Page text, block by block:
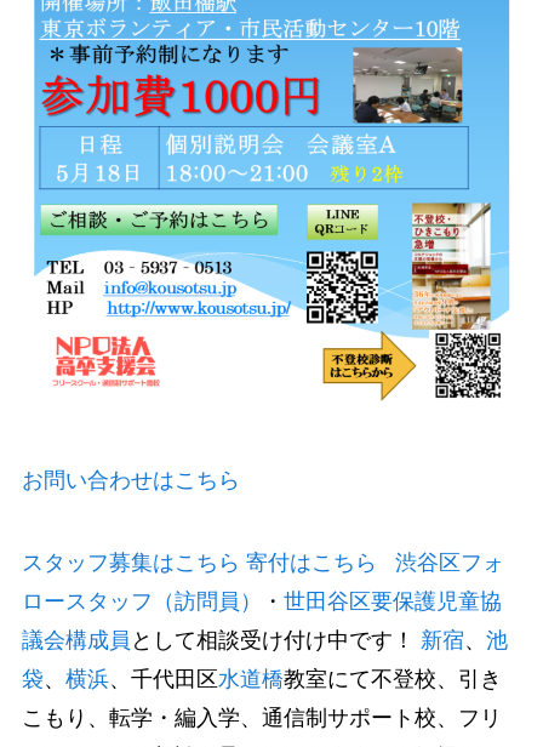
お問い合わせはこちら
スタッフ募集はこちら 寄付はこちら
渋谷区フォ
ロースタッフ（訪問員）
・ 世田谷区要保護児童協
議会構成員 として相談受け付け中です！ 新宿、 池
袋、 横浜、千代田区水道橋教室にて不登校、引き
こもり、転学・編入学、通信制サポート校、フリ